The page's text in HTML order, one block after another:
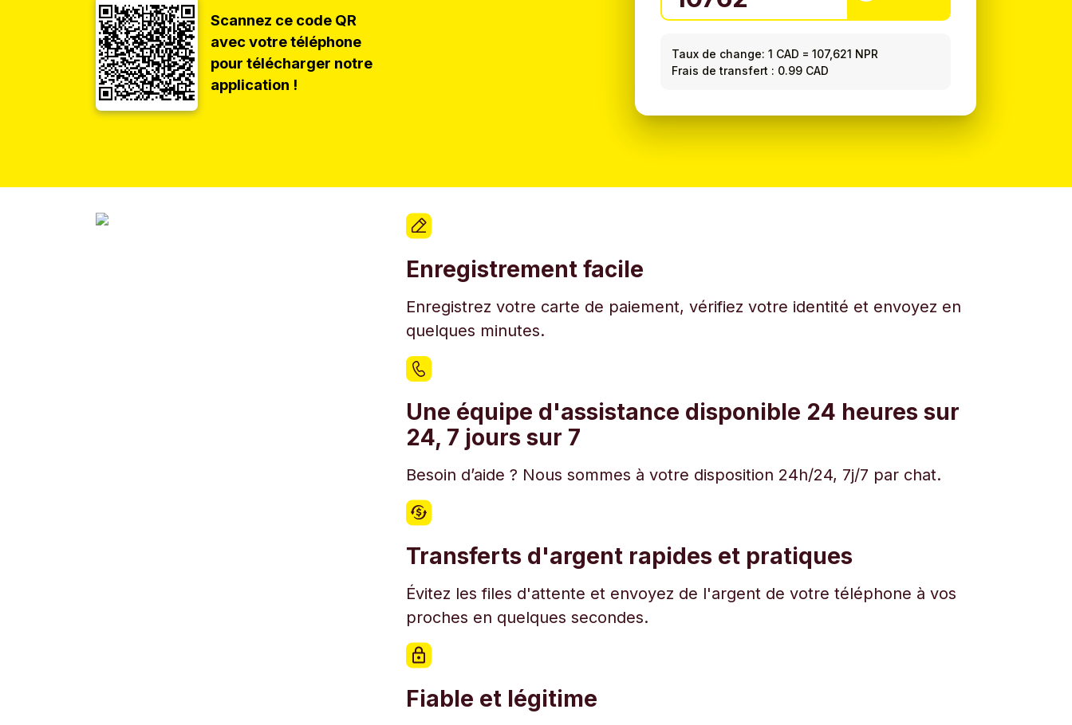
Scannez ce code QR
avec votre téléphone
pour télécharger notre
application !
Taux de change: 1 CAD =107,621 NPR
Frais de transfert : 0.99 CAD
Enregistrement facile
Enregistrez votre carte de paiement, vérifiez votre identité et envoyez en
quelques minutes.
Une équipe d'assistance disponible 24 heures sur
24, 7 jours sur 7
Besoin d’aide ? Nous sommes à votre disposition 24h/24, 7j/7 par chat.
Transferts d'argent rapides et pratiques
Évitez les files d'attente et envoyez de l'argent de votre téléphone à vos
proches en quelques secondes.
Fiable et légitime